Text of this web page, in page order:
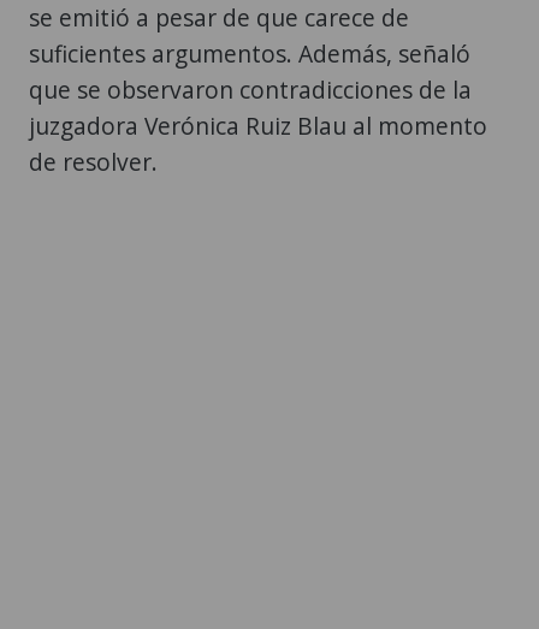
se emitió a pesar de que carece de
suficientes argumentos. Además, señaló
que se observaron contradicciones de la
juzgadora Verónica Ruiz Blau al momento
de resolver.